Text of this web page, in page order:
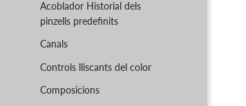
Acoblador Historial dels
pinzells predefinits
Canals
Controls lliscants del color
Composicions